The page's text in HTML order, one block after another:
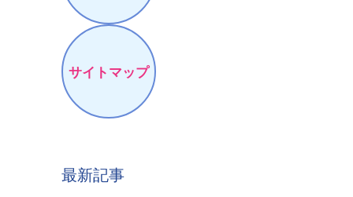
サイトマップ
最新記事